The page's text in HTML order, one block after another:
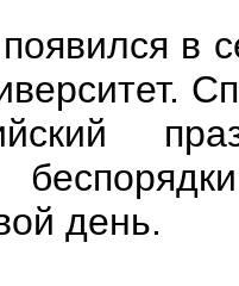
в
день.